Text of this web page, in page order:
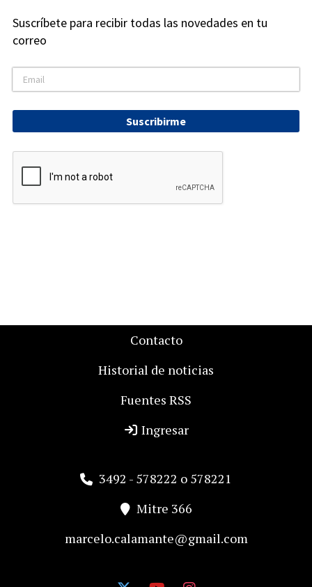
Suscríbete para recibir todas las novedades en tu
correo
Suscribirme
Contacto
Historial de noticias
Fuentes RSS
Ingresar
3492 - 578222 o 578221
Mitre 366
marcelo.calamante@gmail.com